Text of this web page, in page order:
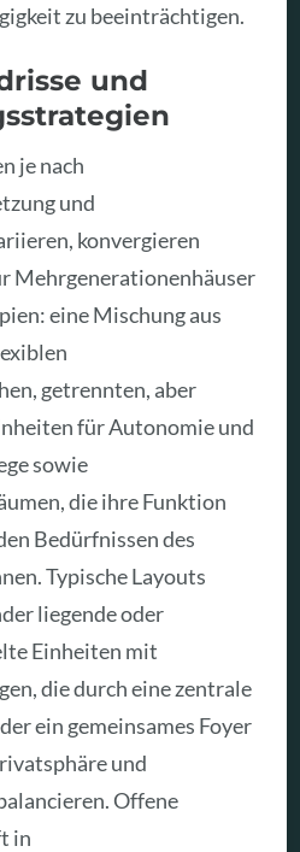
zu beeinträchtigen.
und
je nach
und
konvergieren
Mehrgenerationenhäuser
eine Mischung aus
getrennten, aber
für Autonomie und
sowie
die ihre Funktion
Bedürfnissen des
Typische Layouts
liegende oder
Einheiten mit
die durch eine zentrale
ein gemeinsames Foyer
und
Offene
in